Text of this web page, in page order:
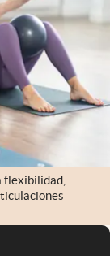
flexibilidad,